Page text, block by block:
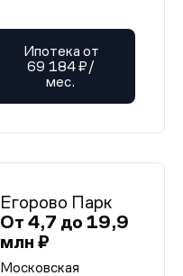
Ипотека от
69 184 ₽/
мес.
Егорово Парк
От 4,7 до 19,9
млн ₽
Московская